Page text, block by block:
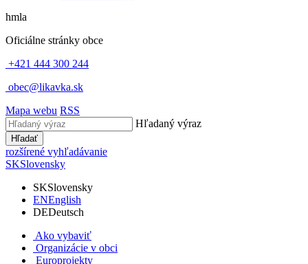
hmla
Oficiálne stránky obce
+421 444 300 244
obec@likavka.sk
Mapa webu RSS
Hľadaný výraz
Hľadať
rozšírené vyhľadávanie
SKSlovensky
SKSlovensky
ENEnglish
DEDeutsch
Ako vybaviť
Organizácie v obci
Europrojekty